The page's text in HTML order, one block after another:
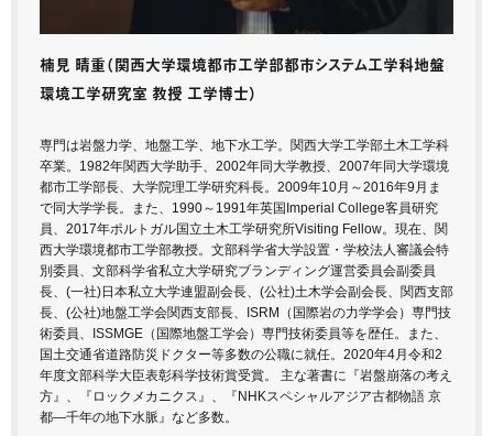
楠見 晴重（関西大学環境都市工学部都市システム工学科地盤
環境工学研究室 教授 工学博士）
専門は岩盤力学、地盤工学、地下水工学。関西大学工学部土木工学科
卒業。1982年関西大学助手、2002年同大学教授、2007年同大学環境
都市工学部長、大学院理工学研究科長。2009年10月～2016年9月ま
で同大学学長。また、1990～1991年英国Imperial College客員研究
員、2017年ポルトガル国立土木工学研究所Visiting Fellow。現在、関
西大学環境都市工学部教授。文部科学省大学設置・学校法人審議会特
別委員、文部科学省私立大学研究ブランディング運営委員会副委員
長、(一社)日本私立大学連盟副会長、(公社)土木学会副会長、関西支部
長、(公社)地盤工学会関西支部長、ISRM（国際岩の力学学会）専門技
術委員、ISSMGE（国際地盤工学会）専門技術委員等を歴任。また、
国土交通省道路防災ドクター等多数の公職に就任。2020年4月令和2
年度文部科学大臣表彰科学技術賞受賞。 主な著書に『岩盤崩落の考え
方』、『ロックメカニクス』、『NHKスペシャルアジア古都物語 京
都―千年の地下水脈』など多数。